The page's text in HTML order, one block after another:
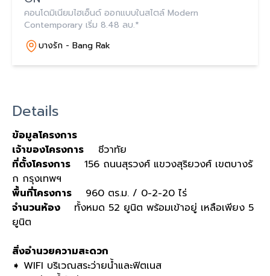
คอนโดมิเนียมไฮเอ็นด์ ออกแบบในสไตล์ Modern
Contemporary เริ่ม 8.48 ลบ.*
บางรัก - Bang Rak
Details
ข้อมูลโครงการ
เจ้าของโครงการ ชีวาทัย
ที่ตั้งโครงการ
156 ถนนสุรวงศ์ แขวงสุริยวงศ์ เขตบางรั
ก กรุงเทพฯ
พื้นที่โครงการ
960 ตร.ม. / 0-2-20 ไร่
จำนวนห้อง
ทั้งหมด 52 ยูนิต พร้อมเข้าอยู่ เหลือเพียง 5
ยูนิต
สิ่งอำนวยความสะดวก
➧ WIFI บริเวณสระว่ายน้ำและฟิตเนส